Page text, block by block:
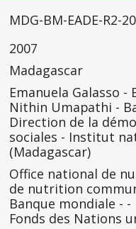
MDG-BM-EADE-R2-
2007
Madagascar
Emanuela Galasso -
Nithin Umapathi -
Direction de la
sociales - Institut
(Madagascar)
Office national de
de nutrition
Banque mondiale - -
Fonds des Nations